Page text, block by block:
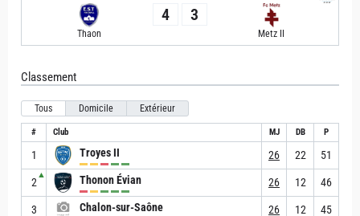
Thaon
4 3
Metz II
Classement
Tous Domicile Extérieur
# Club MJ DB P
1 Troyes II 26 22 51
2
▲ Thonon Évian 26 12 46
3 Chalon-sur-Saône 26 12 45